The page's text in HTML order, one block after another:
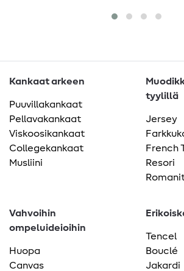
Kankaat arkeen
Puuvillakankaat
Pellavakankaat
Viskoosikankaat
Collegekankaat
Musliini
tyylillä
Jersey
French
Resori
Vahvoihin
ompeluideioihin
Huopa
Canvas
Tencel
Bouclé
Jakardi